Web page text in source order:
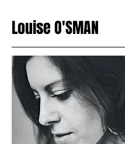
Louise O'SMAN